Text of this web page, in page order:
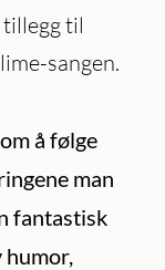
til
sangen.
å følge
man
fantastisk
humor,